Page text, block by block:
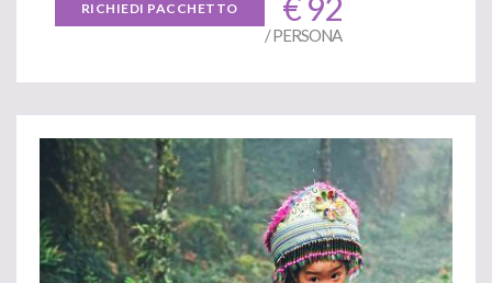
RICHIEDI PACCHETTO
/ PERSONA